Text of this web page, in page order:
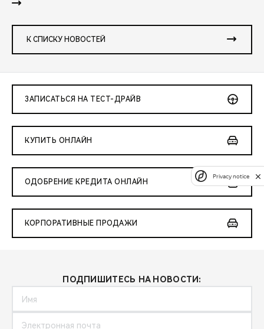
К СПИСКУ НОВОСТЕЙ
ЗАПИСАТЬСЯ НА ТЕСТ-ДРАЙВ
КУПИТЬ ОНЛАЙН
ОДОБРЕНИЕ КРЕДИТА ОНЛАЙН
КОРПОРАТИВНЫЕ ПРОДАЖИ
ПОДПИШИТЕСЬ НА НОВОСТИ:
Privacy notice